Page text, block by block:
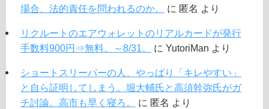
場合、法的責任を問われるのか。
に 匿名 より
リクルートのエアウォレットのリアルカードが発行
手数料900円⇒無料。～8/31。
に YutoriMan より
ショートスリーパーの人、やっぱり「キレやすい」
と自ら証明してしまう。堀大輔氏と高須幹弥氏がガ
チ討論。高市も早く寝ろ。
に 匿名 より